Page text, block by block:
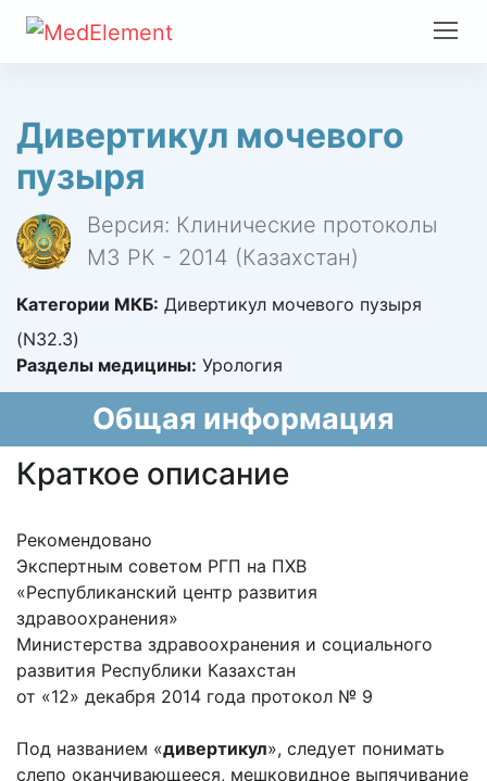
Дивертикул мочевого
пузыря
Версия: Клинические протоколы
МЗ РК - 2014 (Казахстан)
Категории МКБ: Дивертикул мочевого пузыря
(N32.3)
Разделы медицины: Урология
Общая информация
Краткое описание
Рекомендовано
Экспертным советом РГП на ПХВ
«Республиканский центр развития
здравоохранения»
Министерства здравоохранения и социального
развития Республики Казахстан
от «12» декабря 2014 года протокол № 9
Под названием «дивертикул», следует понимать
слепо оканчивающееся, мешковидное выпячивание